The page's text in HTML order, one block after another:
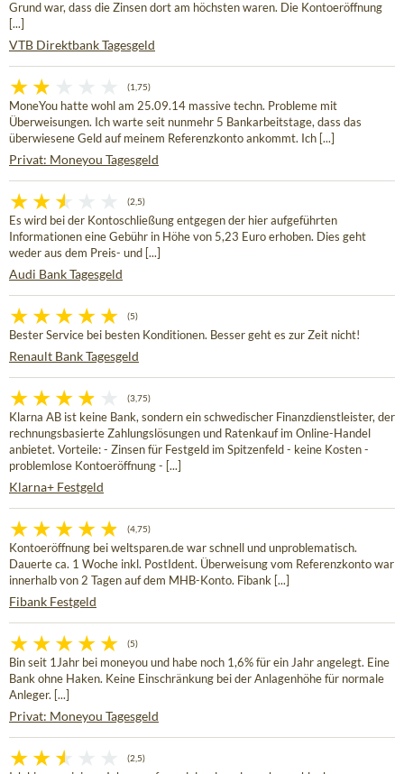
Grund war, dass die Zinsen dort am höchsten waren. Die Kontoeröffnung
[...]
VTB Direktbank Tagesgeld
(1,75)
MoneYou hatte wohl am 25.09.14 massive techn. Probleme mit
Überweisungen. Ich warte seit nunmehr 5 Bankarbeitstage, dass das
überwiesene Geld auf meinem Referenzkonto ankommt. Ich [...]
Privat: Moneyou Tagesgeld
(2,5)
Es wird bei der Kontoschließung entgegen der hier aufgeführten
Informationen eine Gebühr in Höhe von 5,23 Euro erhoben. Dies geht
weder aus dem Preis- und [...]
Audi Bank Tagesgeld
(5)
Bester Service bei besten Konditionen. Besser geht es zur Zeit nicht!
Renault Bank Tagesgeld
(3,75)
Klarna AB ist keine Bank, sondern ein schwedischer Finanzdienstleister, der
rechnungsbasierte Zahlungslösungen und Ratenkauf im Online-Handel
anbietet. Vorteile: - Zinsen für Festgeld im Spitzenfeld - keine Kosten -
problemlose Kontoeröffnung - [...]
Klarna+ Festgeld
(4,75)
Kontoeröffnung bei weltsparen.de war schnell und unproblematisch.
Dauerte ca. 1 Woche inkl. PostIdent. Überweisung vom Referenzkonto war
innerhalb von 2 Tagen auf dem MHB-Konto. Fibank [...]
Fibank Festgeld
(5)
Bin seit 1Jahr bei moneyou und habe noch 1,6% für ein Jahr angelegt. Eine
Bank ohne Haken. Keine Einschränkung bei der Anlagenhöhe für normale
Anleger. [...]
Privat: Moneyou Tagesgeld
(2,5)